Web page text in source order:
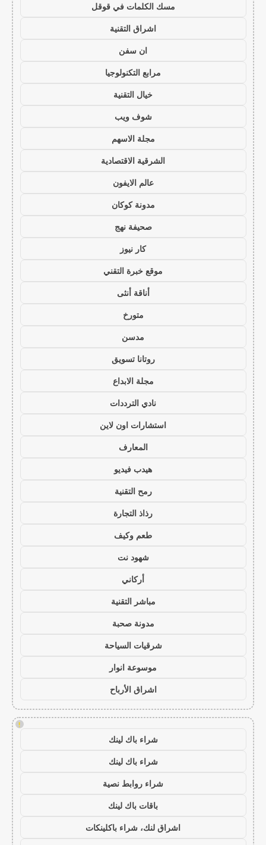
مسك الكلمات في قوقل
اشراق التقنية
ان سفن
مرابع التكنولوجيا
خيال التقنية
شوف ويب
مجلة الاسهم
الشرقية الاقتصادية
عالم الايفون
مدونة كوكان
صحيفة نهج
كار نيوز
موقع خبرة التقني
أناقة أنثى
متورخ
مدسن
روتانا تسويق
مجلة الابداع
نادي الترددات
استشارات اون لاين
المعارف
هيدب فيديو
رمح التقنية
رذاذ التجارة
طعم وكيف
شهود نت
أركاني
مباشر التقنية
مدونة صحبة
شرقيات السياحة
موسوعة انوار
اشراق الأرباح
!
شراء باك لينك
شراء باك لينك
شراء روابط نصية
باقات باك لينك
اشراق لنك، شراء باكلينكات